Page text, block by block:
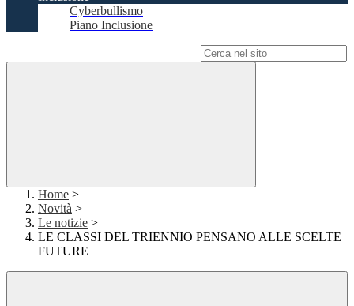
Cyberbullismo
Piano Inclusione
Home >
Novità >
Le notizie >
LE CLASSI DEL TRIENNIO PENSANO ALLE SCELTE
FUTURE